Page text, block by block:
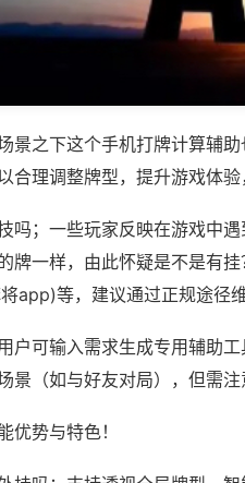
景之下这个手机打牌计算辅
合理调整牌型，提升游戏体验
吗；一些玩家反映在游戏中
牌一样，由此怀疑是不是有
app)等，建议通过正规途径
户可输入需求生成专用辅助
景（如与好友对局），但需注
优势与特色！